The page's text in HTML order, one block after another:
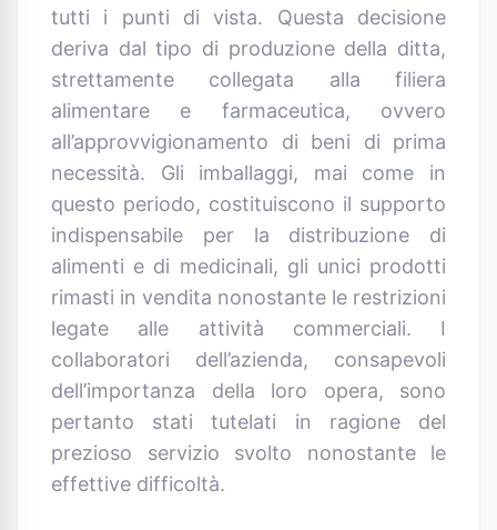
tutti i punti di vista. Questa decisione
deriva dal tipo di produzione della ditta,
strettamente collegata alla filiera
alimentare e farmaceutica, ovvero
all’approvvigionamento di beni di prima
necessità. Gli imballaggi, mai come in
questo periodo, costituiscono il supporto
indispensabile per la distribuzione di
alimenti e di medicinali, gli unici prodotti
rimasti in vendita nonostante le restrizioni
legate alle attività commerciali. I
collaboratori dell’azienda, consapevoli
dell’importanza della loro opera, sono
pertanto stati tutelati in ragione del
prezioso servizio svolto nonostante le
effettive difficoltà.